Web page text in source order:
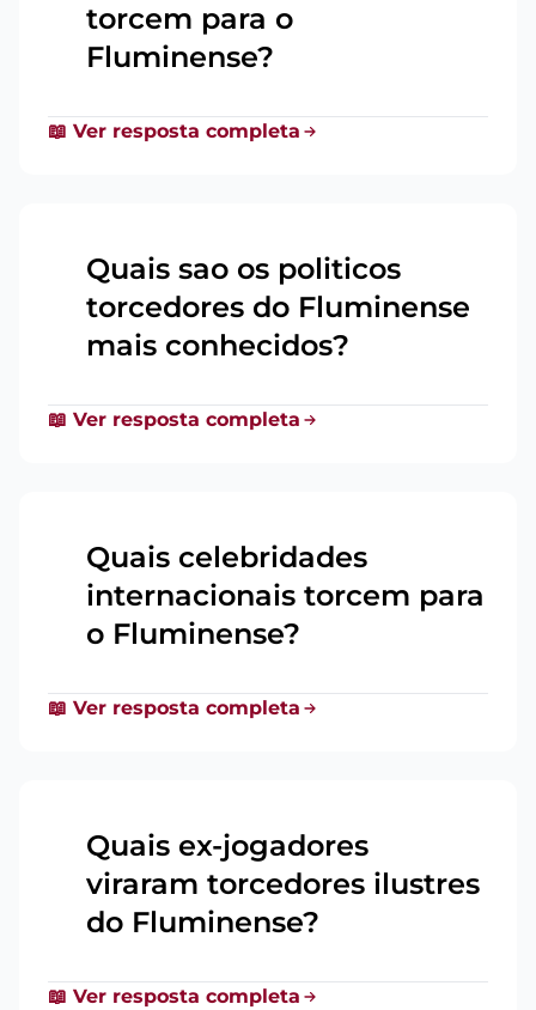
torcem para o
Fluminense?
📖 Ver resposta completa
Quais sao os politicos
torcedores do Fluminense
mais conhecidos?
📖 Ver resposta completa
Quais celebridades
internacionais torcem para
o Fluminense?
📖 Ver resposta completa
Quais ex-jogadores
viraram torcedores ilustres
do Fluminense?
📖 Ver resposta completa